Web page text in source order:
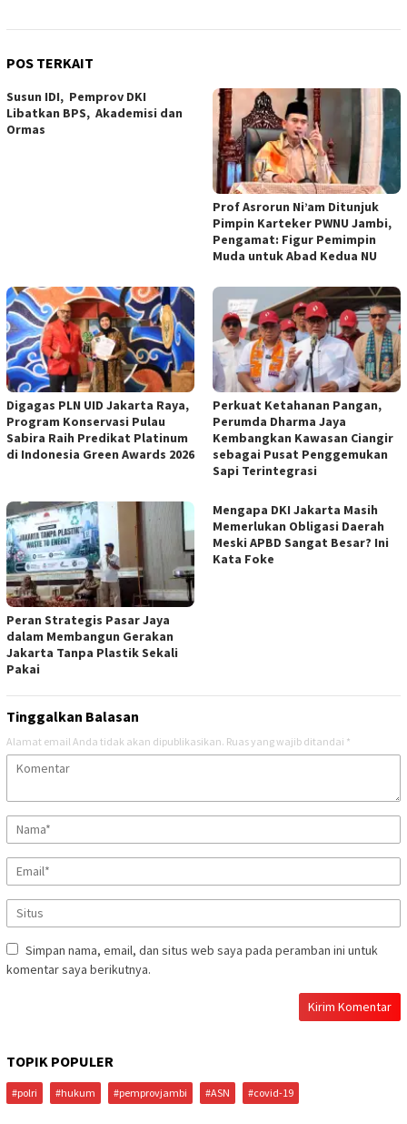
POS TERKAIT
Susun IDI, Pemprov DKI
Libatkan BPS, Akademisi dan
Ormas
Prof Asrorun Ni’am Ditunjuk
Pimpin Karteker PWNU Jambi,
Pengamat: Figur Pemimpin
Muda untuk Abad Kedua NU
Digagas PLN UID Jakarta Raya,
Program Konservasi Pulau
Sabira Raih Predikat Platinum
di Indonesia Green Awards 2026
Perkuat Ketahanan Pangan,
Perumda Dharma Jaya
Kembangkan Kawasan Ciangir
sebagai Pusat Penggemukan
Sapi Terintegrasi
Peran Strategis Pasar Jaya
dalam Membangun Gerakan
Jakarta Tanpa Plastik Sekali
Pakai
Mengapa DKI Jakarta Masih
Memerlukan Obligasi Daerah
Meski APBD Sangat Besar? Ini
Kata Foke
Tinggalkan Balasan
Alamat email Anda tidak akan dipublikasikan. Ruas yang wajib ditandai *
Simpan nama, email, dan situs web saya pada peramban ini untuk
komentar saya berikutnya.
TOPIK POPULER
#polri #hukum #pemprovjambi #ASN #covid-19